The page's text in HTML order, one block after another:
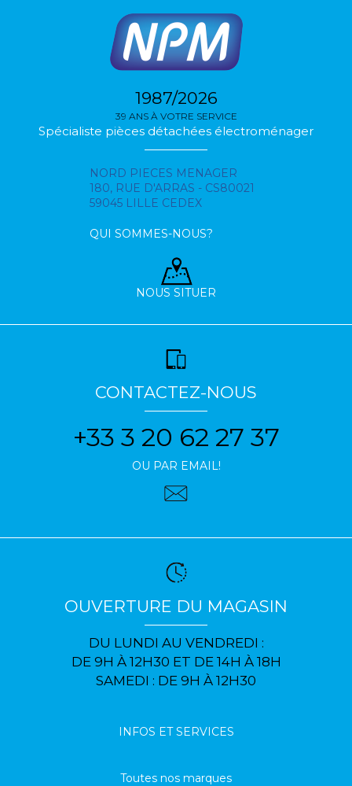
1987/2026
39 ANS À VOTRE SERVICE
Spécialiste pièces détachées électroménager
NORD PIECES MENAGER
180, RUE D'ARRAS - CS80021
59045 LILLE CEDEX
QUI SOMMES-NOUS?
NOUS SITUER
CONTACTEZ-NOUS
+33 3 20 62 27 37
OU PAR EMAIL!
OUVERTURE DU MAGASIN
DU LUNDI AU VENDREDI :
DE 9H À 12H30 ET DE 14H À 18H
SAMEDI : DE 9H À 12H30
INFOS ET SERVICES
Toutes nos marques